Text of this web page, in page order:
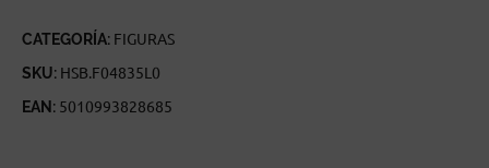
CATEGORÍA: FIGURAS
SKU: HSB.F04835L0
EAN: 5010993828685